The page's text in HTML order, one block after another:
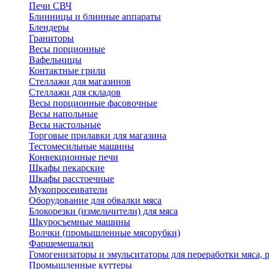
Печи СВЧ
Блинницы и блинные аппараты
Блендеры
Граниторы
Весы порционные
Вафельницы
Контактные грили
Стеллажи для магазинов
Стеллажи для складов
Весы порционные фасовочные
Весы напольные
Весы настольные
Торговые прилавки для магазина
Тестомесильные машины
Конвекционные печи
Шкафы пекарские
Шкафы расстоечные
Мукопросеиватели
Оборудование для обвалки мяса
Блокорезки (измельчители) для мяса
Шкуросъемные машины
Волчки (промышленные мясорубки)
Фаршемешалки
Гомогенизаторы и эмульситаторы для переработки мяса,
Промышленные куттеры